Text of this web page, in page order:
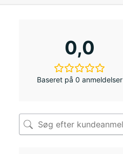
0,0
Baseret på 0 anmeldelser